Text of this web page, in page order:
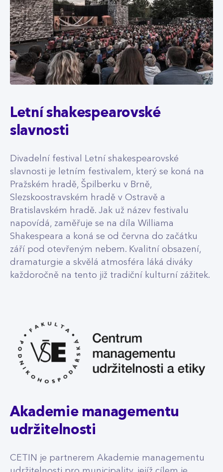
Letní shakespearovské
slavnosti
Divadelní festival Letní shakespearovské
slavnosti je letním festivalem, který se koná na
Pražském hradě, Špilberku v Brně,
Slezskoostravském hradě v Ostravě a
Bratislavském hradě. Jak už název festivalu
napovídá, zaměřuje se na díla Williama
Shakespeara a koná se od června do začátku
září pod otevřeným nebem. Kvalitní obsazení,
dramaturgie a skvělá atmosféra láká diváky
každoročně na tento již tradiční kulturní zážitek.
Akademie managementu
udržitelnosti
CETIN je partnerem Akademie managementu